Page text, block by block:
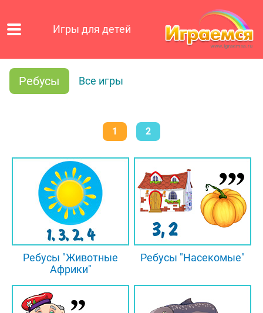
Игры для детей
Ребусы Все игры
1 2
Ребусы "Животные
Африки"
Ребусы "Насекомые"